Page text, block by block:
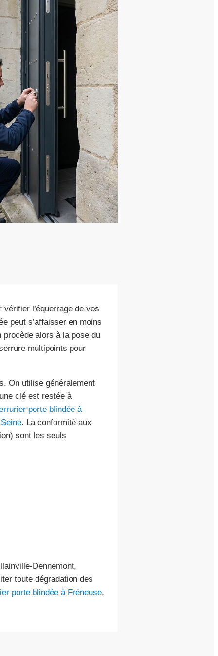
l’équerrage de vos
peut s’affaisser en moins
procède alors à la pose du
multipoints pour
On utilise généralement
clé est restée à
porte blindée à
. La conformité aux
sont les seuls
Dennemont,
toute dégradation des
porte blindée à Fréneuse,